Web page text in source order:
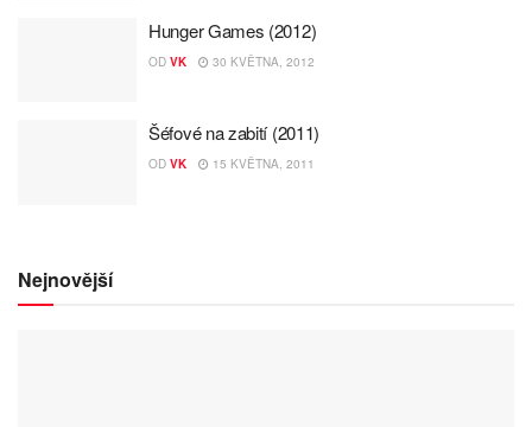
Hunger Games (2012)
OD VK 30 KVĚTNA, 2012
Šéfové na zabití (2011)
OD VK 15 KVĚTNA, 2011
Nejnovější